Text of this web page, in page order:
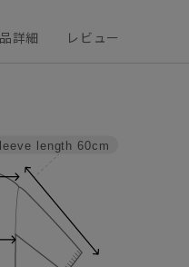
詳細 レビュー
length 60cm